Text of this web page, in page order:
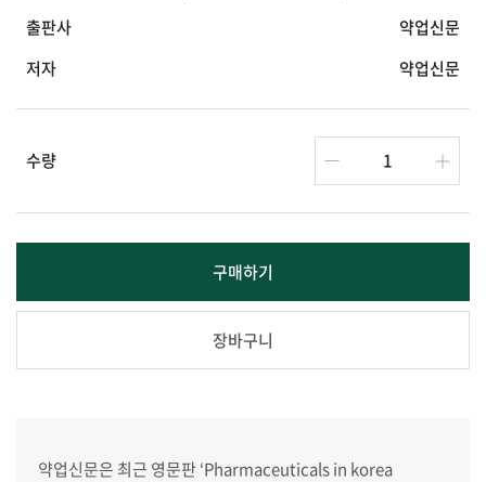
출판사
약업신문
저자
약업신문
수량
구매하기
장바구니
약업신문은 최근 영문판 ‘Pharmaceuticals in korea